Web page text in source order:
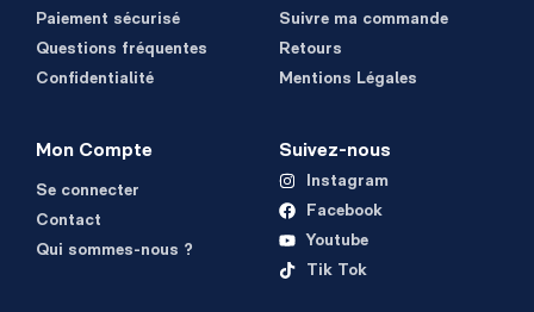
Paiement sécurisé
Questions fréquentes
Confidentialité
Suivre ma commande
Retours
Mentions Légales
Mon Compte
Se connecter
Contact
Qui sommes-nous ?
Suivez-nous
Instagram
Facebook
Youtube
Tik Tok